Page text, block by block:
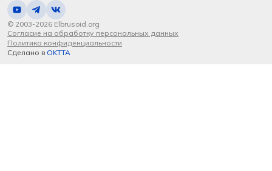
© 2003-2026 Elbrusoid.org
Согласие на обработку персональных данных
Политика конфиденциальности
Сделано в OKTTA